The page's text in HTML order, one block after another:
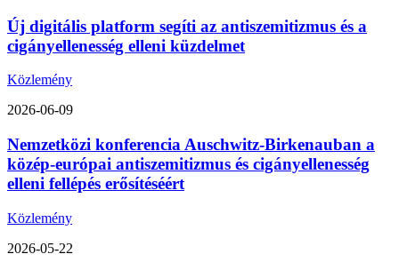
Új digitális platform segíti az antiszemitizmus és a
cigányellenesség elleni küzdelmet
Közlemény
2026-06-09
Nemzetközi konferencia Auschwitz-Birkenauban a
közép-európai antiszemitizmus és cigányellenesség
elleni fellépés erősítéséért
Közlemény
2026-05-22